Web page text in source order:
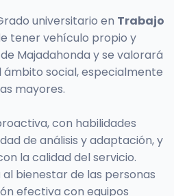
universitario en Trabajo
tener vehículo propio y
Majadahonda y se valorará
social, especialmente
mayores.
con habilidades
de análisis y adaptación, y
la calidad del servicio.
bienestar de las personas
efectiva con equipos